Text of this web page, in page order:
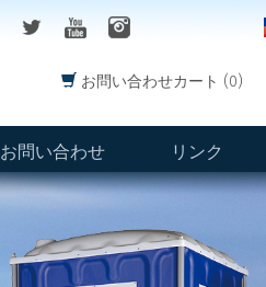
お問い合わせカート (0)
お問い合わせ リンク